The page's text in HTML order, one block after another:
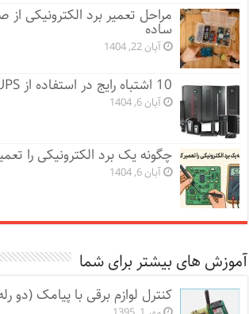
مراحل تعمیر برد الکترونیکی
ساده
آبان 22, 1404
10 اشتباه رایج در استفاده از UPS و استابلایزر
آبان 6, 1404
چگونه یک برد الکترونیکی را
آبان 6, 1404
آموزش های بیشتر برای شما
کنترل لوازم برقی با پیامک (دو